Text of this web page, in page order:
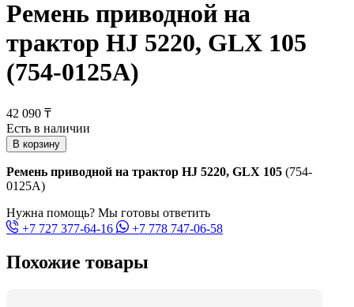
Ремень приводной на
трактор HJ 5220, GLX 105
(754-0125A)
42 090 ₸
Есть в наличии
В корзину
Ремень приводной на трактор HJ 5220, GLX 105 (754-
0125A)
Нужна помощь? Мы готовы ответить
+7 727 377-64-16
+7 778 747-06-58
Похожие товары